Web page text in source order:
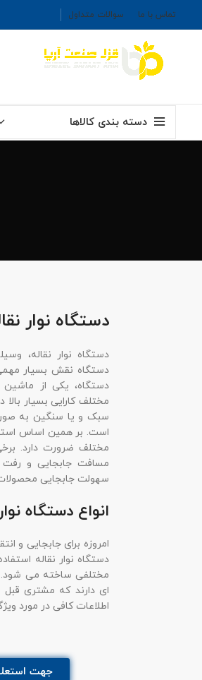
تماس با ما سوالات متداول
دسته بندی کالاها
دستگاه نوار
دستگاه نوار نقاله،
دستگاه نقش بسیار
دستگاه، یکی از
مختلف کارایی بسیار
سبک و یا سنگین به
است. بر همین اساس
مختلف ضرورت دارد.
مسافت جابجایی و رفت
سهولت جابجایی
انواع دستگاه
امروزه برای جابجایی و
دستگاه نوار نقاله
مختلفی ساخته می شود.
ای دارند که مشتری
اطلاعات کافی در مورد
جهت